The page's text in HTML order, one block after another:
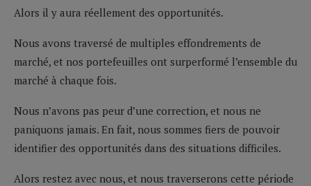
Alors il y aura réellement des opportunités.
Nous avons traversé de multiples effondrements de
marché, et nos portefeuilles ont surperformé l’ensemble du
marché à chaque fois.
Nous n’avons pas peur d’une correction, et nous ne
paniquons jamais. En fait, nous sommes fiers de pouvoir
identifier des opportunités dans des situations difficiles.
Alors restez avec nous, et nous traverserons cette période